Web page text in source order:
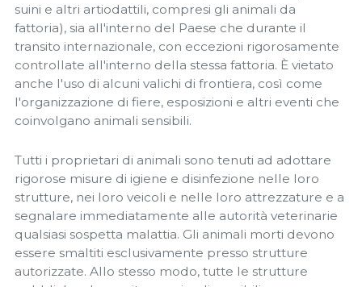
suini e altri artiodattili, compresi gli animali da
fattoria), sia all'interno del Paese che durante il
transito internazionale, con eccezioni rigorosamente
controllate all'interno della stessa fattoria. È vietato
anche l'uso di alcuni valichi di frontiera, così come
l'organizzazione di fiere, esposizioni e altri eventi che
coinvolgano animali sensibili.
Tutti i proprietari di animali sono tenuti ad adottare
rigorose misure di igiene e disinfezione nelle loro
strutture, nei loro veicoli e nelle loro attrezzature e a
segnalare immediatamente alle autorità veterinarie
qualsiasi sospetta malattia. Gli animali morti devono
essere smaltiti esclusivamente presso strutture
autorizzate. Allo stesso modo, tutte le strutture